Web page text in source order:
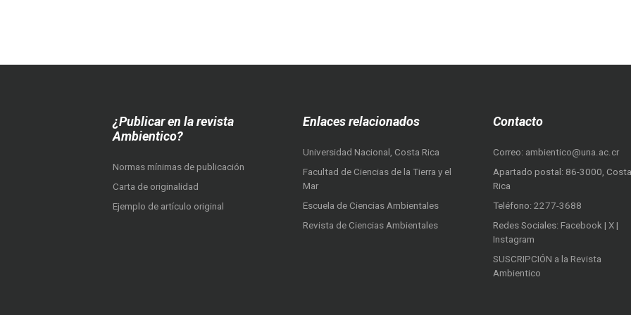
¿Publicar en la revista
Ambientico?
Normas mínimas de publicación
Carta de originalidad
Ejemplo de artículo original
Enlaces relacionados
Universidad Nacional, Costa Rica
Facultad de Ciencias de la Tierra y el
Mar
Escuela de Ciencias Ambientales
Revista de Ciencias Ambientales
Contacto
Correo: ambientico@una.ac.cr
Apartado postal: 86-3000, Costa
Rica
Teléfono: 2277-3688
Redes Sociales: Facebook | X |
Instagram
SUSCRIPCIÓN a la Revista
Ambientico